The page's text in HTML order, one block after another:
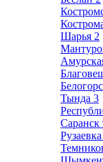
Шарья 2
Тында 3
Саранск
Рузаевка